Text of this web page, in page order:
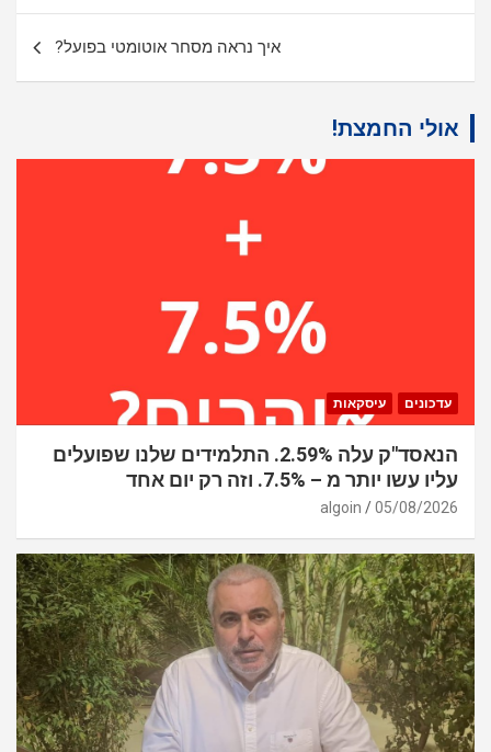
איך נראה מסחר אוטומטי בפועל?
אולי החמצת!
עדכונים עיסקאות
הנאסד"ק עלה 2.59%. התלמידים שלנו שפועלים
עליו עשו יותר מ – 7.5%. וזה רק יום אחד
05/08/2026
algoin